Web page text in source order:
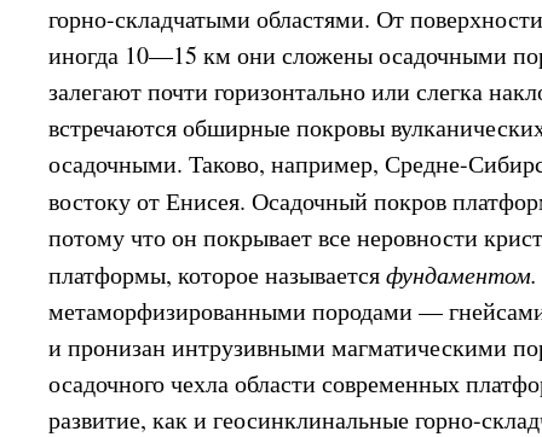
горно-складчатыми областями. От
иногда 10—15 км они сложены осадочными
залегают почти горизонтально или слегка
встречаются обширные покровы
осадочными. Таково, например, Средне-
востоку от Енисея. Осадочный покров
потому что он покрывает все неровности
платформы, которое называется
метаморфизированными породами —
и пронизан интрузивными магматическими
осадочного чехла области современных
развитие, как и геосинклинальные горно-